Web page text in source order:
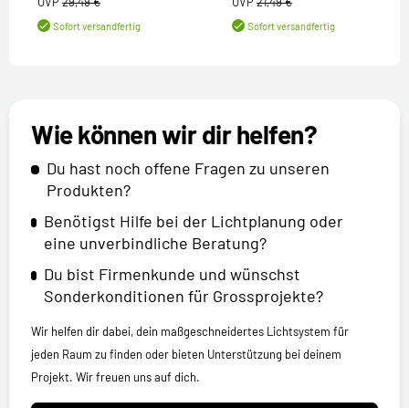
Sofort versandfertig Sofort versandfertig
Wie können wir dir helfen?
Du hast noch offene Fragen zu unseren
Produkten?
Benötigst Hilfe bei der Lichtplanung oder
eine unverbindliche Beratung?
Du bist Firmenkunde und wünschst
Sonderkonditionen für Grossprojekte?
Wir helfen dir dabei, dein maßgeschneidertes Lichtsystem für
jeden Raum zu finden oder bieten Unterstützung bei deinem
Projekt. Wir freuen uns auf dich.